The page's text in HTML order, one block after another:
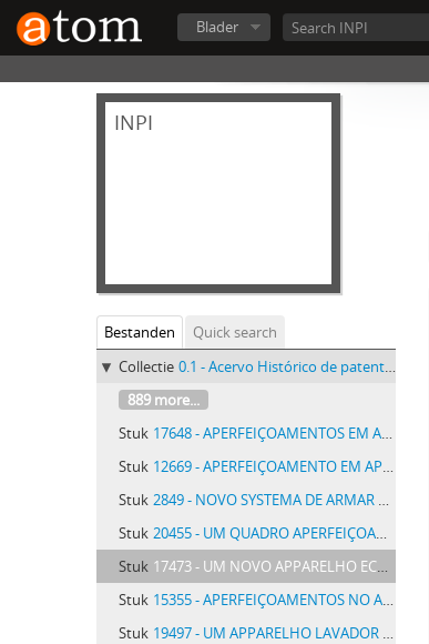
Blader
INPI
Bestanden
Quick search
Collectie 0.1 - Acervo Histórico de patentes do INPI - Acervo Histórico de patentes do INPI
889 more...
Stuk 17648 - APERFEIÇOAMENTOS EM AMPLIFICADORES E DETECTORES THERMIONICOS
Stuk 12669 - APERFEIÇOAMENTO EM APPARELHOS DE IGNIÇÃO PARA MOTORES DE COMBUSTAO INTERNA
Stuk 2849 - NOVO SYSTEMA DE ARMAR CALÇADO
Stuk 20455 - UM QUADRO APERFEIÇOADO DE FUSIVEIS PARA SERVIÇO DOMESTICO
Stuk 17473 - UM NOVO APPARELHO ECONOMICO DE NAPHTA PARA MOTORES DO EXPLOSÃO
Stuk 15355 - APERFEIÇOAMENTOS NO APPARELHO IMPULSOR DA LANÇADEIRA DE TEARES
Stuk 19497 - UM APPARELHO LAVADOR PARA CARVÃO MINERAL E PARA OUTROS PRODUCTOS